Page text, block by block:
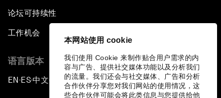
本网站使用 cookie
我们使用 Cookie 来制作贴合用户需求的内
容与广告、提供社交媒体功能以及分析我们
的流量。我们还会与社交媒体、广告和分析
合作伙伴分享您对我们网站的使用情况，这
些合作伙伴可能会将此类信息与您提供给他
论坛可持续性
工作机会
语言版本
EN ▪ES▪中文▪ 日本語